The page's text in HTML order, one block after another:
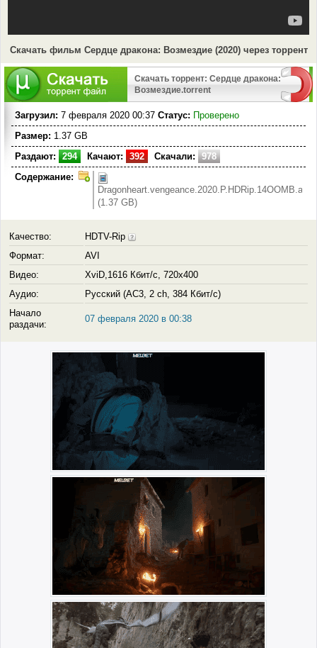
Скачать фильм Сердце дракона: Возмездие (2020) через торрент
Скачать торрент: Сердце дракона:
Возмездие.torrent
Загрузил: 7 февраля 2020 00:37 Статус: Проверено
Размер: 1.37 GB
Раздают:
294 Качают: 392 Скачали:
978
Содержание:
Dragonheart.vengeance.2020.P.HDRip.14OOMB.avi
(1.37 GB)
Качество:
HDTV-Rip
Формат:
AVI
Видео:
XviD,1616 Кбит/с, 720x400
Аудио:
Русский (AC3, 2 ch, 384 Кбит/с)
Начало
раздачи:
07 февраля 2020 в 00:38